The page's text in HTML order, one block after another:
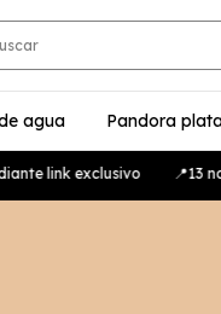
agua Pandora
link exclusivo 📍13